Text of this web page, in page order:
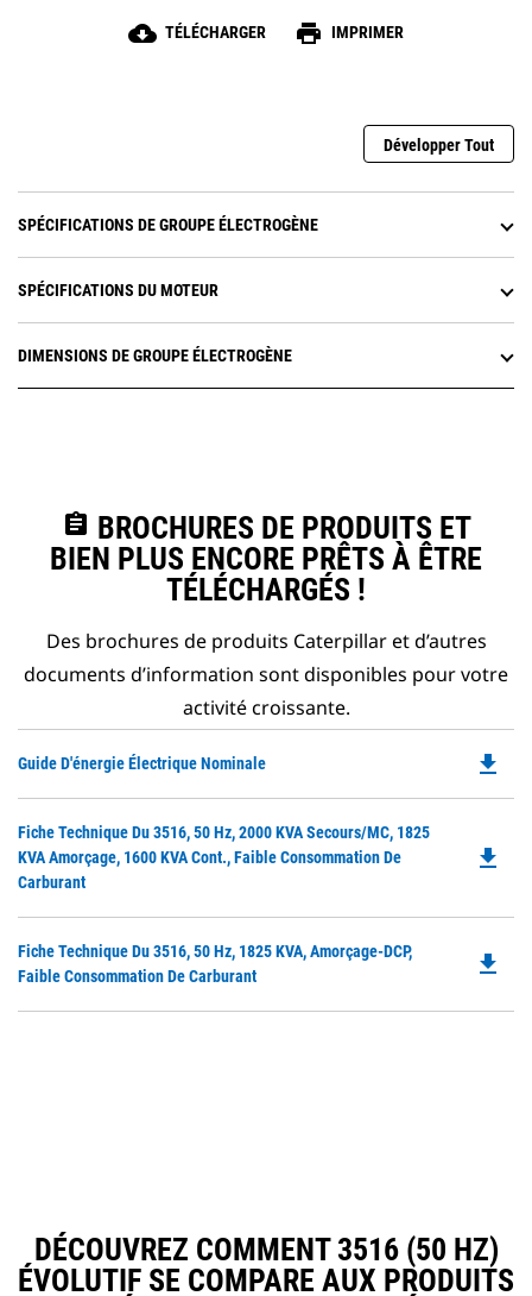
cloud_download TÉLÉCHARGER print IMPRIMER
Développer Tout
SPÉCIFICATIONS DE GROUPE ÉLECTROGÈNE
SPÉCIFICATIONS DU MOTEUR
DIMENSIONS DE GROUPE ÉLECTROGÈNE
assignment BROCHURES DE PRODUITS ET
BIEN PLUS ENCORE PRÊTS À ÊTRE
TÉLÉCHARGÉS !
Des brochures de produits Caterpillar et d’autres
documents d’information sont disponibles pour votre
activité croissante.
Guide D'énergie Électrique Nominale file_download
Fiche Technique Du 3516, 50 Hz, 2000 KVA Secours/MC, 1825
KVA Amorçage, 1600 KVA Cont., Faible Consommation De
Carburant
file_download
Fiche Technique Du 3516, 50 Hz, 1825 KVA, Amorçage-DCP,
Faible Consommation De Carburant
file_download
DÉCOUVREZ COMMENT 3516 (50 HZ)
ÉVOLUTIF SE COMPARE AUX PRODUITS